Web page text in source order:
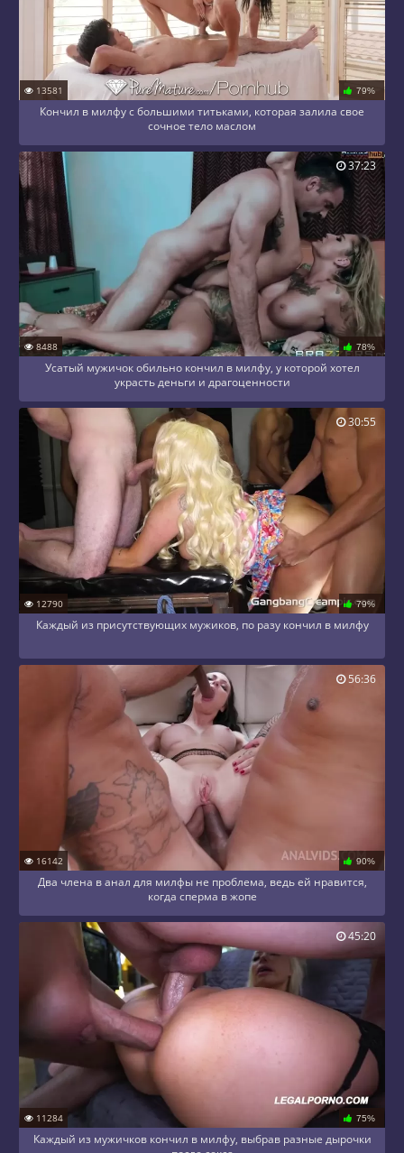
13581 79%
Кончил в милфу с большими титьками, которая залила свое
сочное тело маслом
8488 78%
Усатый мужичок обильно кончил в милфу, у которой хотел
украсть деньги и драгоценности
37:23
12790 79%
Каждый из присутствующих мужиков, по разу кончил в милфу
30:55
16142 90%
Два члена в анал для милфы не проблема, ведь ей нравится,
когда сперма в жопе
56:36
11284 75%
Каждый из мужичков кончил в милфу, выбрав разные дырочки
45:20